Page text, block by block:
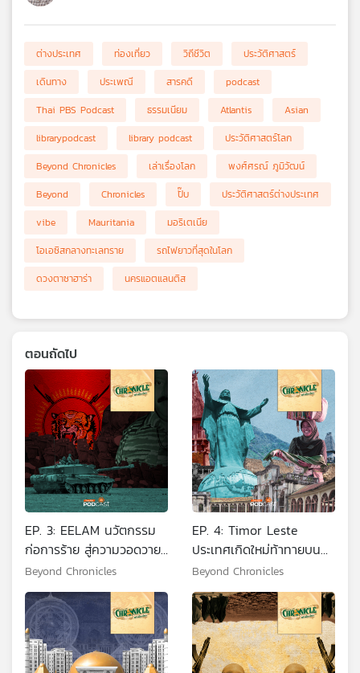
ต่างประเทศ ท่องเที่ยว วิถีชีวิต
ประวัติศาสตร์
เดินทาง
ประเพณี สารคดี
podcast
Thai PBS Podcast
ธรรมเนียม Atlantis
Asian
librarypodcast
library podcast
ประวัติศาสตร์โลก
Beyond Chronicles
เล่าเรื่องโลก
พงศ์ศรณ์ ภูมิวัฒน์
Beyond
Chronicles ปั๊บ
ประวัติศาสตร์ต่างประเทศ
vibe
Mauritania
มอริเตเนีย
โอเอซิสกลางทะเลทราย
รถไฟยาวที่สุดในโลก
ดวงตาซาฮาร่า
นครแอตแลนติส
ตอนถัดไป
EP. 3: EELAM นวัตกรรม
ก่อการร้าย สู่ความวอดวาย
ของพยัคฆ์ทมิฬ
Beyond Chronicles
EP. 4: Timor Leste
ประเทศเกิดใหม่ท้าทายบน
ซากสงคราม
Beyond Chronicles